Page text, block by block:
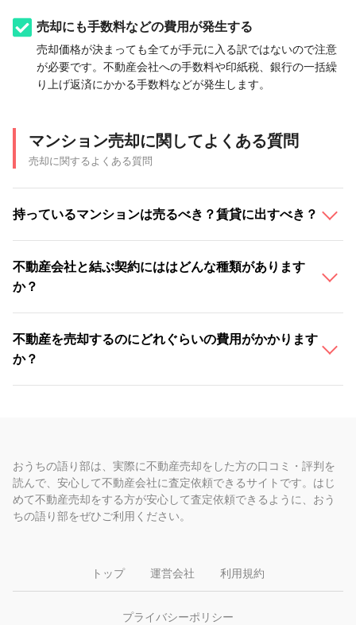
売却にも手数料などの費用が発生する
売却価格が決まっても全てが手元に入る訳ではないので注意
が必要です。不動産会社への手数料や印紙税、銀行の一括繰
り上げ返済にかかる手数料などが発生します。
マンション売却に関してよくある質問
売却に関するよくある質問
持っているマンションは売るべき？賃貸に出すべき？
不動産会社と結ぶ契約にははどんな種類があります
か？
不動産を売却するのにどれぐらいの費用がかかります
か？
おうちの語り部は、実際に不動産売却をした方の口コミ・評判を
読んで、安心して不動産会社に査定依頼できるサイトです。はじ
めて不動産売却をする方が安心して査定依頼できるように、おう
ちの語り部をぜひご利用ください。
トップ 運営会社 利用規約
プライバシーポリシー